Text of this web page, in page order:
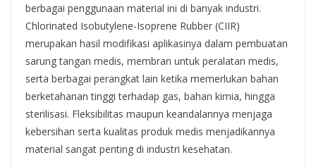
berbagai penggunaan material ini di banyak industri.
Chlorinated Isobutylene-Isoprene Rubber (CIIR)
merupakan hasil modifikasi aplikasinya dalam pembuatan
sarung tangan medis, membran untuk peralatan medis,
serta berbagai perangkat lain ketika memerlukan bahan
berketahanan tinggi terhadap gas, bahan kimia, hingga
sterilisasi. Fleksibilitas maupun keandalannya menjaga
kebersihan serta kualitas produk medis menjadikannya
material sangat penting di industri kesehatan.